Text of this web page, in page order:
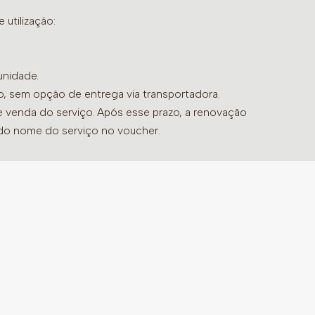
e alivia desconfortos corporais,
eleva o humor e estimula a
e resgata a motivação e o dinamismo.
negativas e influências externas.
utilização:
sem opção de entrega via transportadora.
do serviço. Após esse prazo, a renovação
nome do serviço no voucher.